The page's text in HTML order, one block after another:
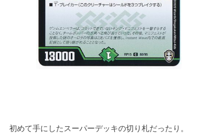
初めて手にしたスーパーデッキの切り札だったり。